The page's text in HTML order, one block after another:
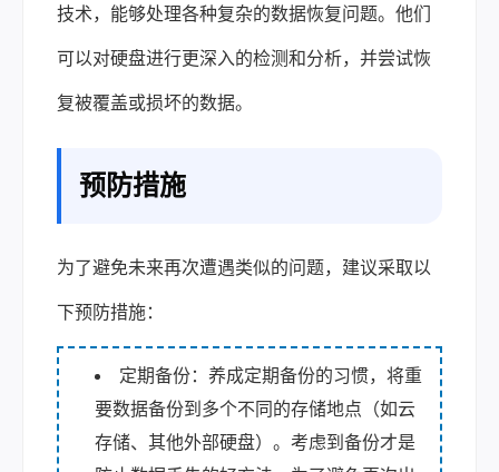
技术，能够处理各种复杂的数据恢复问题。他们
可以对硬盘进行更深入的检测和分析，并尝试恢
复被覆盖或损坏的数据。
预防措施
为了避免未来再次遭遇类似的问题，建议采取以
下预防措施：
定期备份：养成定期备份的习惯，将重
要数据备份到多个不同的存储地点（如云
存储、其他外部硬盘）。考虑到备份才是